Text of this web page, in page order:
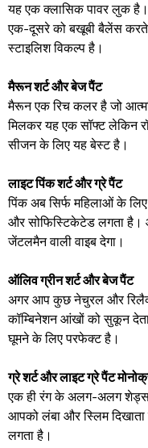
यह एक क्लासिक पावर लुक
एक-दूसरे को बखूबी बैलेंस
स्टाइलिश विकल्प है।
मैरून शर्ट और बेज पैंट
मैरून एक रिच कलर है जो
मिलकर यह एक सॉफ्ट लेकिन
सीजन के लिए यह बेस्ट है।
लाइट पिंक शर्ट और ग्रे पैंट
पिंक अब सिर्फ महिलाओं के
और सोफिस्टिकेटेड लगता है।
जेंटलमैन वाली वाइब देगा।
ऑलिव ग्रीन शर्ट और बेज पैंट
अगर आप कुछ नेचुरल और
कॉम्बिनेशन आंखों को सुकून
घूमने के लिए परफेक्ट है।
ग्रे शर्ट और लाइट ग्रे पैंट
एक ही रंग के अलग-अलग
आपको लंबा और स्लिम
लगता है।